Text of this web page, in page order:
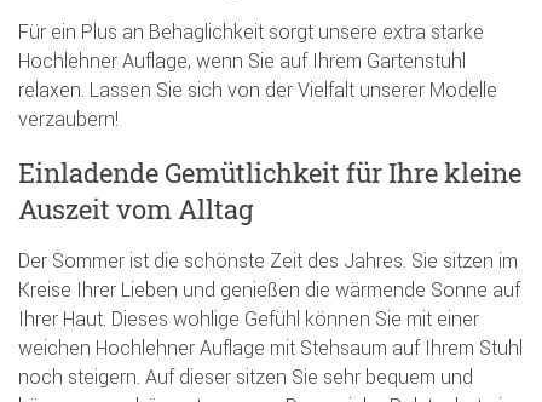
Für ein Plus an Behaglichkeit sorgt unsere extra starke
Hochlehner Auflage, wenn Sie auf Ihrem Gartenstuhl
relaxen. Lassen Sie sich von der Vielfalt unserer Modelle
verzaubern!
Einladende Gemütlichkeit für Ihre kleine
Auszeit vom Alltag
Der Sommer ist die schönste Zeit des Jahres. Sie sitzen im
Kreise Ihrer Lieben und genießen die wärmende Sonne auf
Ihrer Haut. Dieses wohlige Gefühl können Sie mit einer
weichen Hochlehner Auflage mit Stehsaum auf Ihrem Stuhl
noch steigern. Auf dieser sitzen Sie sehr bequem und